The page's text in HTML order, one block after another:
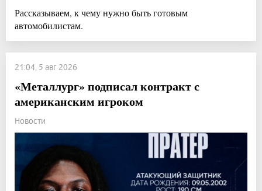
Рассказываем, к чему нужно быть готовым
автомобилистам.
21:04, 5 авг 2026
«Металлург» подписал контракт с
американским игроком
Новости